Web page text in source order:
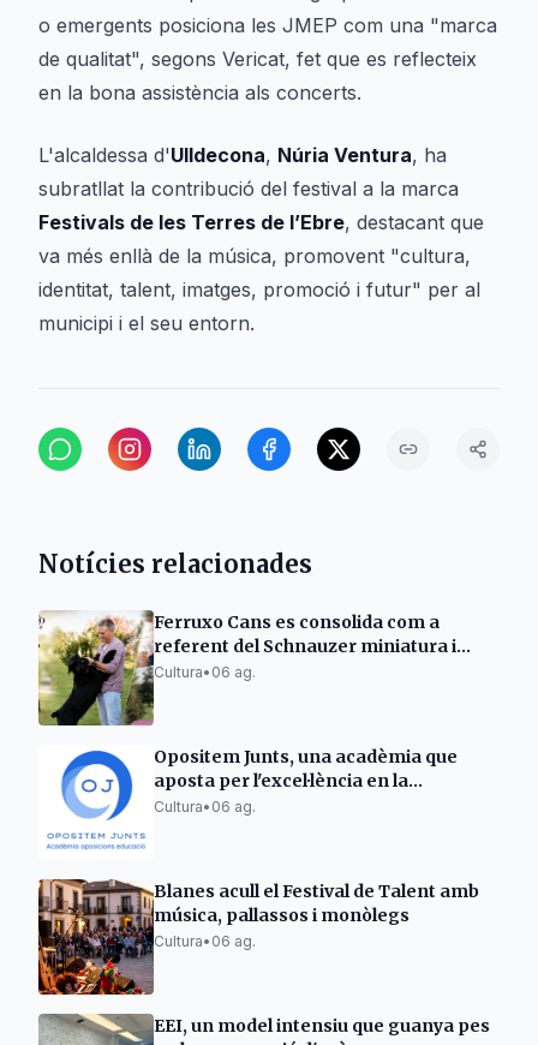
o emergents posiciona les JMEP com una "marca
de qualitat", segons Vericat, fet que es reflecteix
en la bona assistència als concerts.
L'alcaldessa d'Ulldecona, Núria Ventura, ha
subratllat la contribució del festival a la marca
Festivals de les Terres de l’Ebre, destacant que
va més enllà de la música, promovent "cultura,
identitat, talent, imatges, promoció i futur" per al
municipi i el seu entorn.
Notícies relacionades
Ferruxo Cans es consolida com a
referent del Schnauzer miniatura i
gegant després del seu èxit al World
Cultura• 06 ag.
Opositem Junts, una acadèmia que
aposta per l'excel·lència en la
preparació d'oposicions docents
Cultura• 06 ag.
Blanes acull el Festival de Talent amb
música, pallassos i monòlegs
Cultura• 06 ag.
EEI, un model intensiu que guanya pes